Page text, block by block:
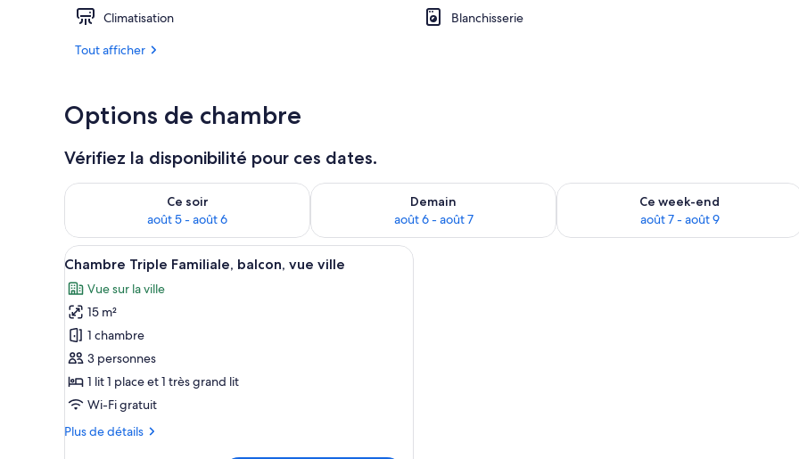
Climatisation
Blanchisserie
Tout afficher
Options de chambre
Vérifiez la disponibilité pour ces dates.
Ce soir
août 5 - août 6
Vérifier la disponibilité pour ce soir août 5 - août 6
Demain
août 6 - août 7
Vérifier la disponibilité pour demain août 6 - août 7
Ce week-end
août 7 - août 9
Vérifier la disponibilité pour ce week-
Afficher
toutes
les
photos
pour
ce
type
de
chambre :
Chambre
Une chambre d’hôtel avec deux lits, un ventilateur de plafond, un appareil de climatisation et une vue sur
17
Chambre Triple Familiale, balcon, vue ville
Vue sur la ville
15 m²
1 chambre
3 personnes
1 lit 1 place et 1 très grand lit
Wi-Fi gratuit
Plus de détails
Plus